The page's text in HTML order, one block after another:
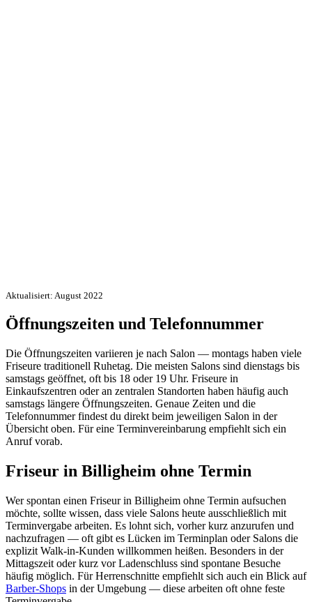
Aktualisiert: August 2022
Öffnungszeiten und Telefonnummer
Die Öffnungszeiten variieren je nach Salon — montags haben viele
Friseure traditionell Ruhetag. Die meisten Salons sind dienstags bis
samstags geöffnet, oft bis 18 oder 19 Uhr. Friseure in
Einkaufszentren oder an zentralen Standorten haben häufig auch
samstags längere Öffnungszeiten. Genaue Zeiten und die
Telefonnummer findest du direkt beim jeweiligen Salon in der
Übersicht oben. Für eine Terminvereinbarung empfiehlt sich ein
Anruf vorab.
Friseur in Billigheim ohne Termin
Wer spontan einen Friseur in Billigheim ohne Termin aufsuchen
möchte, sollte wissen, dass viele Salons heute ausschließlich mit
Terminvergabe arbeiten. Es lohnt sich, vorher kurz anzurufen und
nachzufragen — oft gibt es Lücken im Terminplan oder Salons die
explizit Walk-in-Kunden willkommen heißen. Besonders in der
Mittagszeit oder kurz vor Ladenschluss sind spontane Besuche
häufig möglich. Für Herrenschnitte empfiehlt sich auch ein Blick auf
Barber-Shops in der Umgebung — diese arbeiten oft ohne feste